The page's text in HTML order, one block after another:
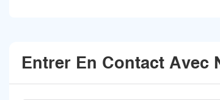
Entrer En Contact Avec